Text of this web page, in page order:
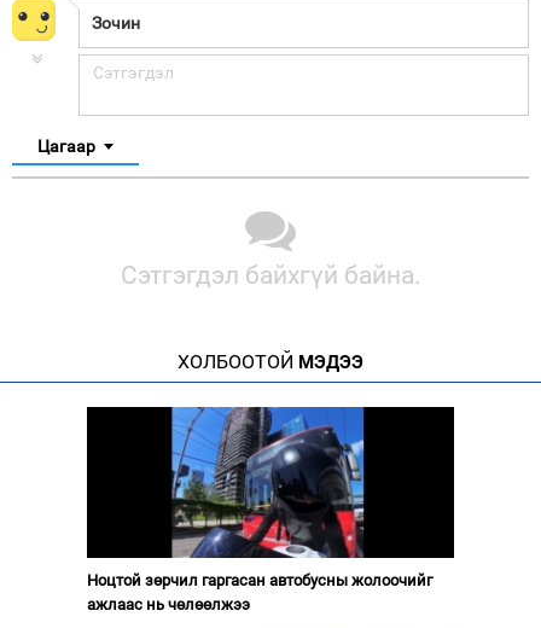
Цагаар
Сэтгэгдэл байхгүй байна.
ХОЛБООТОЙ МЭДЭЭ
Ноцтой зөрчил гаргасан автобусны жолоочийг
ажлаас нь чөлөөлжээ